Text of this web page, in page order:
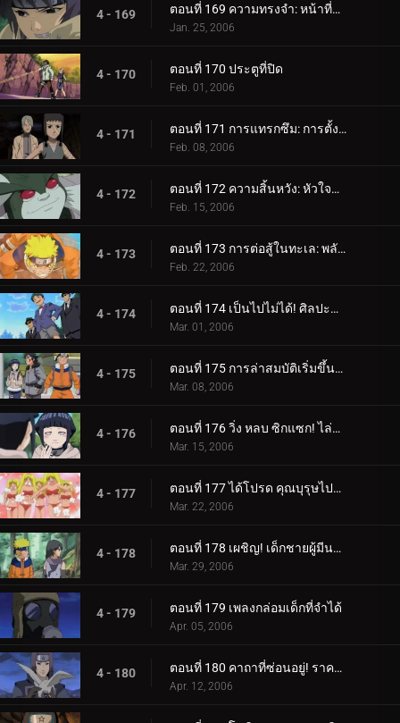
4 - 169 ตอนที่ 169 ความทรงจำ: หน้าที่หายไป
Jan. 25, 2006
4 - 170 ตอนที่ 170 ประตูที่ปิด
Feb. 01, 2006
4 - 171 ตอนที่ 171 การแทรกซึม: การตั้งค่า!
Feb. 08, 2006
4 - 172 ตอนที่ 172 ความสิ้นหวัง: หัวใจที่แตกร้าว
Feb. 15, 2006
4 - 173 ตอนที่ 173 การต่อสู้ในทะเล: พลังที่ปลดปล่อย!
Feb. 22, 2006
4 - 174 ตอนที่ 174 เป็นไปไม่ได้! ศิลปะนินจาคนดัง - Jutsu สไตล์เงิน!
Mar. 01, 2006
4 - 175 ตอนที่ 175 การล่าสมบัติเริ่มขึ้นแล้ว!
Mar. 08, 2006
4 - 176 ตอนที่ 176 วิ่ง หลบ ซิกแซก! ไล่ล่าหรือถูกไล่ล่า!
Mar. 15, 2006
4 - 177 ตอนที่ 177 ได้โปรด คุณบุรุษไปรษณีย์!!
Mar. 22, 2006
4 - 178 ตอนที่ 178 เผชิญ! เด็กชายผู้มีนามแห่งดวงดาว
Mar. 29, 2006
4 - 179 ตอนที่ 179 เพลงกล่อมเด็กที่จำได้
Apr. 05, 2006
4 - 180 ตอนที่ 180 คาถาที่ซ่อนอยู่! ราคาของศิลปะนินจา: คูจาคุ
Apr. 12, 2006